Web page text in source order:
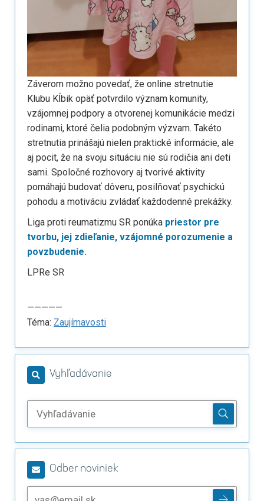
Záverom možno povedať, že online stretnutie
Klubu Kĺbik opäť potvrdilo význam komunity,
vzájomnej podpory a otvorenej komunikácie medzi
rodinami, ktoré čelia podobným výzvam. Takéto
stretnutia prinášajú nielen praktické informácie, ale
aj pocit, že na svoju situáciu nie sú rodičia ani deti
sami. Spoločné rozhovory aj tvorivé aktivity
pomáhajú budovať dôveru, posilňovať psychickú
pohodu a motiváciu zvládať každodenné prekážky.
Liga proti reumatizmu SR ponúka priestor pre
tvorbu, jej zdieľanie, vzájomné porozumenie a
povzbudenie.
LPRe SR
—————
Téma: Zaujímavosti
Vyhľadávanie
Odber noviniek